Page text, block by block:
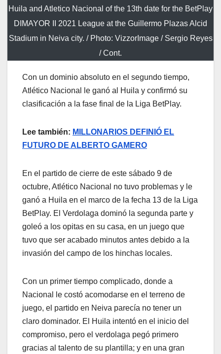
Huila and Atletico Nacional of the 13th date for the BetPlay
DIMAYOR II 2021 League at the Guillermo Plazas Alcid
Stadium in Neiva city. / Photo: VizzorImage / Sergio Reyes
/ Cont.
Con un dominio absoluto en el segundo tiempo,
Atlético Nacional le ganó al Huila y confirmó su
clasificación a la fase final de la Liga BetPlay.
Lee también: MILLONARIOS DEFINIÓ EL
FUTURO DE ALBERTO GAMERO
En el partido de cierre de este sábado 9 de
octubre, Atlético Nacional no tuvo problemas y le
ganó a Huila en el marco de la fecha 13 de la Liga
BetPlay. El Verdolaga dominó la segunda parte y
goleó a los opitas en su casa, en un juego que
tuvo que ser acabado minutos antes debido a la
invasión del campo de los hinchas locales.
Con un primer tiempo complicado, donde a
Nacional le costó acomodarse en el terreno de
juego, el partido en Neiva parecía no tener un
claro dominador. El Huila intentó en el inicio del
compromiso, pero el verdolaga pegó primero
gracias al talento de su plantilla; y en una gran